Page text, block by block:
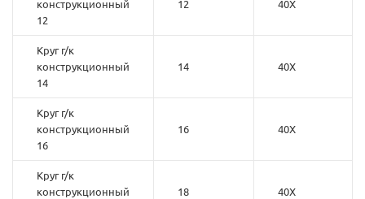
конструкционный
12
12 40Х
Круг г/к
конструкционный
14
14 40Х
Круг г/к
конструкционный
16
16 40Х
Круг г/к
конструкционный
18 40Х